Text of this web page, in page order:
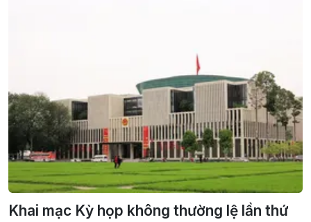
Khai mạc Kỳ họp không thường lệ lần thứ